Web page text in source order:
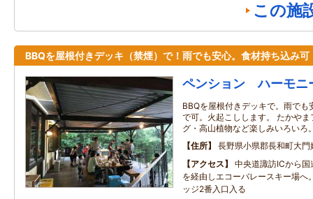
この施
BBQを屋根付きデッキ（禁煙）で！雨でも安心。食材持ち込み可
ペンション ハーモニ
BBQを屋根付きデッキで。雨で
で可。火起こしします。 たかや
グ・高山植物など楽しみいろいろ
住所
長野県小県郡長和町大
アクセス
中央道諏訪ICから
を経由しエコーバレースキー場へ
ッジ2番入口入る